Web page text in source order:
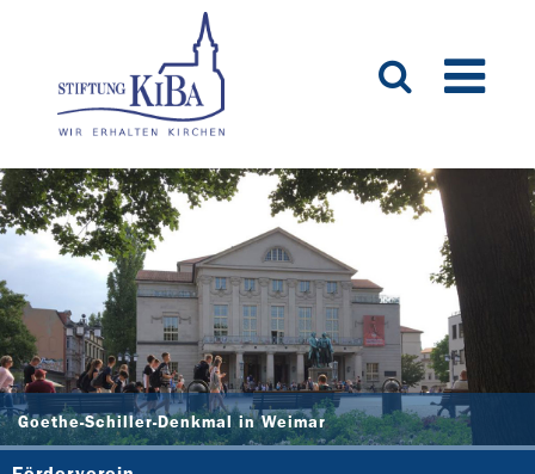
Goethe-Schiller-Denkmal in Weimar